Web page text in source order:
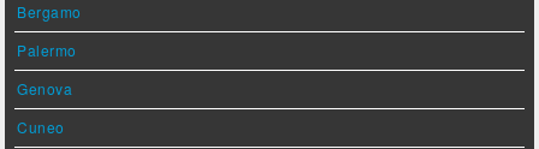
Bergamo
Palermo
Genova
Cuneo